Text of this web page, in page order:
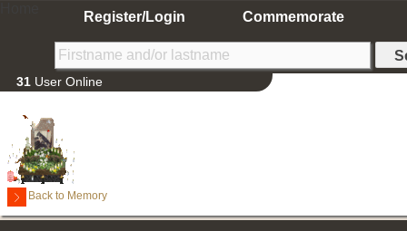
Register/Login Commemorate
31 User Online
Back to Memory